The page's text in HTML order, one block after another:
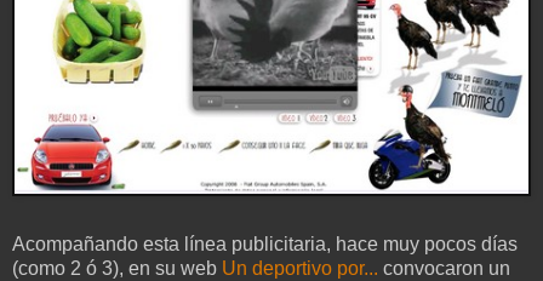
Acompañando esta línea publicitaria, hace muy pocos días
(como 2 ó 3), en su web Un deportivo por... convocaron un